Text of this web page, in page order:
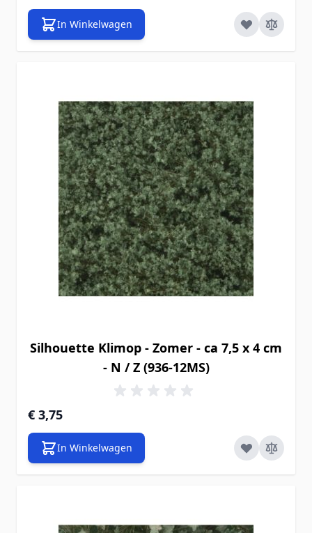
In Winkelwagen
Silhouette Klimop - Zomer - ca 7,5 x 4 cm
- N / Z (936-12MS)
€ 3,75
In Winkelwagen